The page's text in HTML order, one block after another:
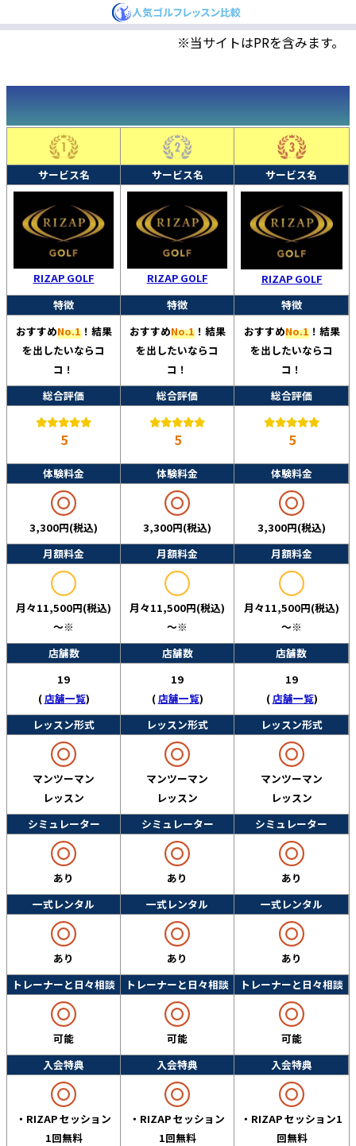
※当サイトはPRを含みます。
サービス名 サービス名 サービス名
RIZAP GOLF RIZAP GOLF
RIZAP GOLF
特徴
特徴
特徴
おすすめNo.1！結果
を出したいならコ
コ！
おすすめNo.1！結果
を出したいならコ
コ！
おすすめNo.1！結果
を出したいならコ
コ！
総合評価
総合評価 総合評価
5 5 5
体験料金 体験料金 体験料金
3,300円(税込) 3,300円(税込)
3,300円(税込)
月額料金
月額料金 月額料金
月々11,500円(税込)
～※
月々11,500円(税込)
～※
月々11,500円(税込)
～※
店舗数
店舗数
店舗数
19
(店舗一覧)
19
(店舗一覧)
19
(店舗一覧)
レッスン形式
レッスン形式 レッスン形式
マンツーマン
レッスン
マンツーマン
レッスン
マンツーマン
レッスン
シミュレーター
シミュレーター シミュレーター
あり あり
あり
一式レンタル
一式レンタル 一式レンタル
あり あり
あり
トレーナーと日々相談
トレーナーと日々相談 トレーナーと日々相談
可能 可能
可能
入会特典
入会特典 入会特典
・RIZAP セッション
1回無料
・RIZAP セッション
1回無料
・RIZAP セッション1
回無料